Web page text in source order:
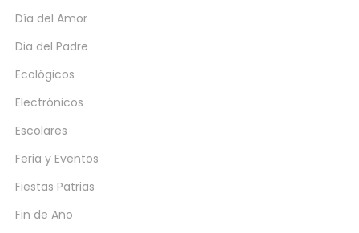
Día del Amor
Dia del Padre
Ecológicos
Electrónicos
Escolares
Feria y Eventos
Fiestas Patrias
Fin de Año